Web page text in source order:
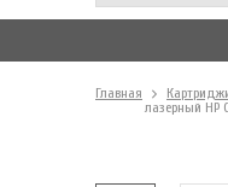
Главная
лазерный HP